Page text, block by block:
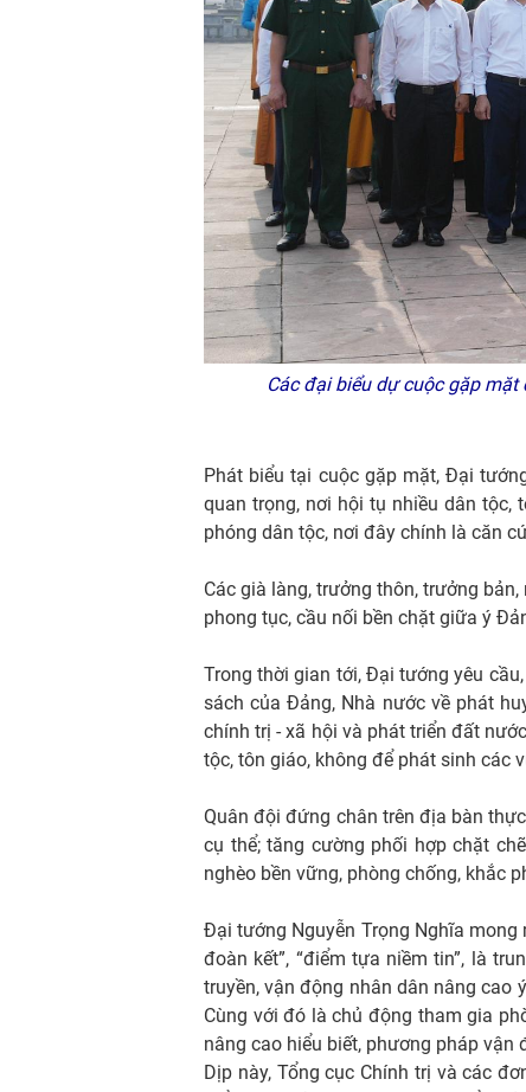
Các đại biểu dự cuộc gặp
Phát biểu tại cuộc gặp mặt, Đại
quan trọng, nơi hội tụ nhiều dân
phóng dân tộc, nơi đây chính là căn
Các già làng, trưởng thôn, trưởng
phong tục, cầu nối bền chặt giữa ý
Trong thời gian tới, Đại tướng yêu
sách của Đảng, Nhà nước về phát
chính trị - xã hội và phát triển đất
tộc, tôn giáo, không để phát sinh các
Quân đội đứng chân trên địa bàn
cụ thể; tăng cường phối hợp chặt
nghèo bền vững, phòng chống, khắc
Đại tướng Nguyễn Trọng Nghĩa
đoàn kết”, “điểm tựa niềm tin”, là
truyền, vận động nhân dân nâng cao
Cùng với đó là chủ động tham gia
nâng cao hiểu biết, phương pháp vận
Dịp này, Tổng cục Chính trị và các